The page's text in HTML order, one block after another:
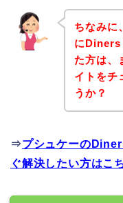
ちなみに
にDiners
た方は、
イトをチ
うか？
⇒プシュケーの
ぐ解決したい方はこ